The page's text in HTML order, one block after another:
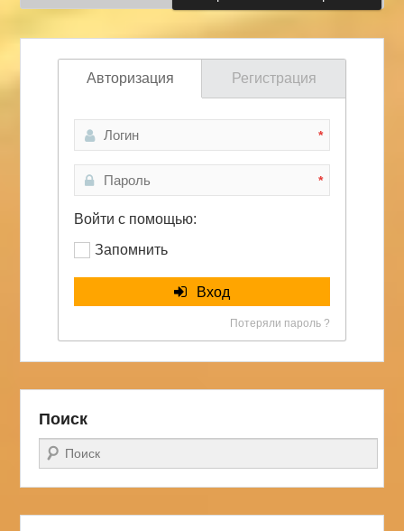
Авторизация Регистрация
*
*
Войти с помощью:
Запомнить
Вход
Потеряли пароль ?
Поиск
Поиск